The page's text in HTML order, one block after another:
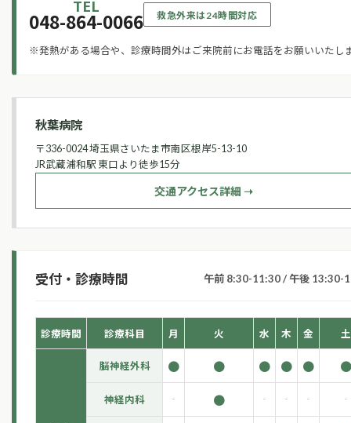
TEL
048-864-0066 救急外来は24時間対応
※発熱がある場合や、診療時間外はご来院前にお電話をお願いいたし
秋葉病院
〒336-0024 埼玉県さいたま市南区根岸5-13-10
JR武蔵浦和駅 東口より徒歩15分
交通アクセス詳細 ➝
受付・診療時間 午前 8:30-11:30 / 午後 13:30-
診療時間 診療科目 月 火 水 木 金 土
脳神経外科 ● ● ● ● ● ●
神経内科 - ● - - - -